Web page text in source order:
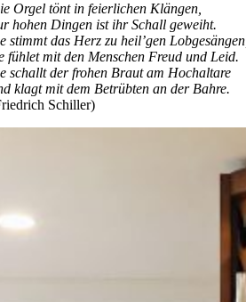
Orgel tönt in feierlichen Klängen,
hohen Dingen ist ihr Schall geweiht.
stimmt das Herz zu heil’gen Lobgesängen,
fühlet mit den Menschen Freud und Leid.
schallt der frohen Braut am Hochaltare
klagt mit dem Betrübten an der Bahre.
Schiller)